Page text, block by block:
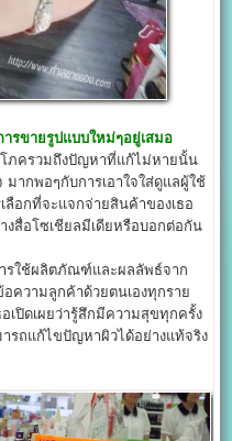
รขายรูปแบบใหม่ๆอยู่เสมอ
ภครวมถึงปัญหาที่แก้ไม่หายนั้น
ากพอๆกับการเอาใจใส่ดูแลผู้ใช้
กที่จะแจกจ่ายสินค้าของเธอ
งสื่อโซเชียลมีเดียหรือบอกต่อกัน
รใช้ผลิตภัณฑ์และผลลัพธ์จาก
อความลูกค้าด้วยตนเองทุกราย
เปิดเผยว่ารู้สึกมีความสุขทุกครั้ง
รถแก้ไขปัญหาผิวได้อย่างแท้จริง